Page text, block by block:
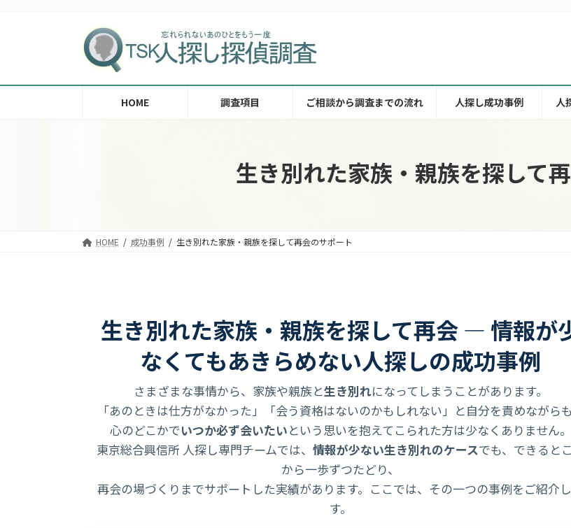
へ
ョ
HOME 調査項目 ご相談から調査までの流れ 人探し成功事例 人
生き別れた家族・親族を探して
HOME 成功事例 生き別れた家族・親族を探して再会のサポート
生き別れた家族・親族を探して再会 ― 情報が
なくてもあきらめない人探しの成功事例
さまざまな事情から、家族や親族と生き別れになってしまうことがあります。
「あのときは仕方がなかった」「会う資格はないのかもしれない」と自分を責めながらも
心のどこかでいつか必ず会いたいという思いを抱えてこられた方は少なくありません。
東京総合興信所 人探し専門チームでは、 情報が少ない生き別れのケースでも、できると
から一歩ずつたどり、
再会の場づくりまでサポートした実績があります。ここでは、その一つの事例をご紹介
す。